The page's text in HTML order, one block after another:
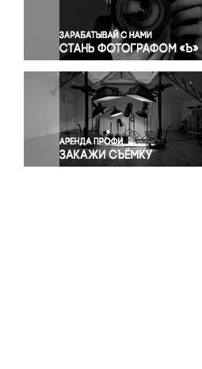
Правосудие
Происшествия и конфликты
Религия
Светская жизнь
Спорт
Экология
Экономика и бизнес